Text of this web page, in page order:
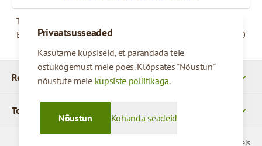
Privaatsusseaded
Kasutame küpsiseid, et parandada teie
ostukogemust meie poes. Klõpsates "Nõustun"
nõustute meie küpsiste poliitikaga.
Kohanda seadeid
Nõustun
Rekvizītid
Tooted
Tööaeg
Esmaspäevast reedeni
09:00 - 17:00
© 2026 SIA Parcels